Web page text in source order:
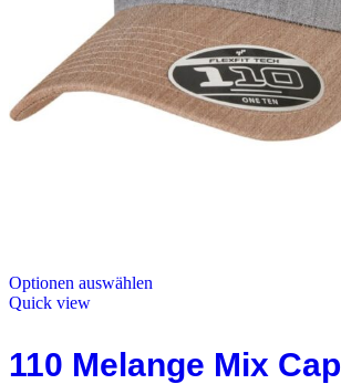
Optionen auswählen
Quick view
110 Melange Mix Cap